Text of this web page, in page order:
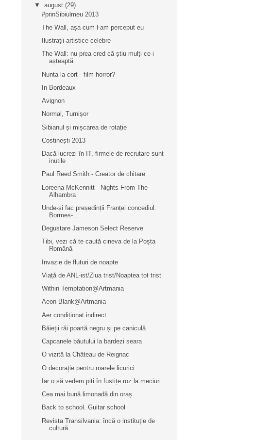
▼ august (29)
#prinSibiulmeu 2013
The Wall, așa cum l-am perceput eu
Ilustrații artistice celebre
The Wall: nu prea cred că știu mulți ce-i
așteaptă
Nunta la cort - film horror?
In Bordeaux
Avignon
Normal, Turnișor
Sibianul și mișcarea de rotație
Costinești 2013
Dacă lucrezi în IT, firmele de recrutare sunt
inutile
Paul Reed Smith - Creator de chitare
Loreena McKennitt - Nights From The
Alhambra
Unde-și fac președinții Franței concediul:
Bormes-...
Degustare Jameson Select Reserve
Tibi, vezi că te caută cineva de la Poșta
Română
Invazie de fluturi de noapte
Viață de ANL-ist/Ziua trist/Noaptea tot trist
Within Temptation@Artmania
Aeon Blank@Artmania
Aer condiționat indirect
Băieții răi poartă negru și pe caniculă
Capcanele băutului la bardezi seara
O vizită la Château de Reignac
O decorație pentru marele licurici
Iar o să vedem piți în fustițe roz la meciuri
Cea mai bună limonadă din oraș
Back to school. Guitar school
Revista Transilvania: încă o instituție de
cultură...